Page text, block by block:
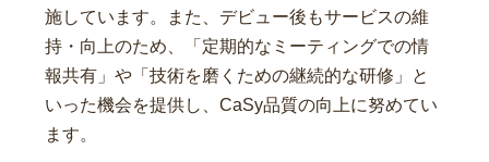
施しています。また、デビュー後もサービスの維
持・向上のため、「定期的なミーティングでの情
報共有」や「技術を磨くための継続的な研修」と
いった機会を提供し、CaSy品質の向上に努めてい
ます。